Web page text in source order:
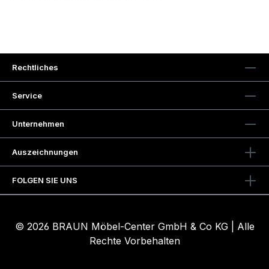
Rechtliches
Service
Unternehmen
Auszeichnungen
FOLGEN SIE UNS
© 2026 BRAUN Möbel-Center GmbH & Co KG | Alle
Rechte Vorbehalten